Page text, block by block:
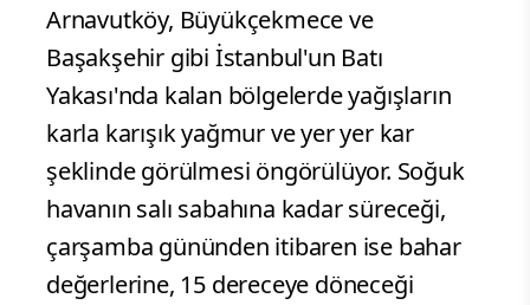
Arnavutköy, Büyükçekmece ve
Başakşehir gibi İstanbul'un Batı
Yakası'nda kalan bölgelerde yağışların
karla karışık yağmur ve yer yer kar
şeklinde görülmesi öngörülüyor. Soğuk
havanın salı sabahına kadar süreceği,
çarşamba gününden itibaren ise bahar
değerlerine, 15 dereceye döneceği